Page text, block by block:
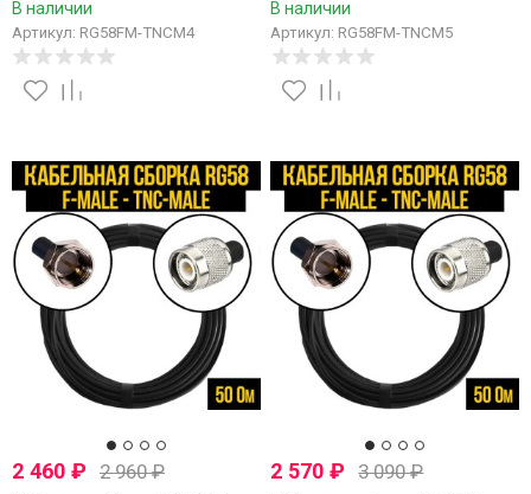
В наличии
Артикул: RG58FM-TNCM4
В наличии
Артикул: RG58FM-TNCM5
2 460 ₽ 2 960₽ 2 570₽ 3 090₽